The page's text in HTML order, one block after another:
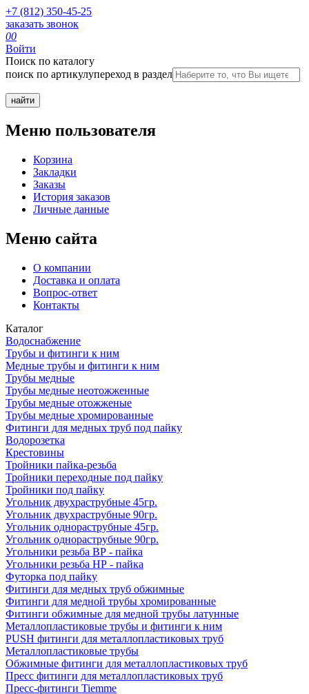
+7 (812) 350-45-25
заказать звонок
00
Войти
Поиск по каталогу
поиск по артикулупереход в раздел
Меню пользователя
Корзина
Закладки
Заказы
История заказов
Личные данные
Меню сайта
О компании
Доставка и оплата
Вопрос-ответ
Контакты
Каталог
Водоснабжение
Трубы и фитинги к ним
Медные трубы и фитинги к ним
Трубы медные
Трубы медные неотожженные
Трубы медные отожженые
Трубы медные хромированные
Фитинги для медных труб под пайку
Водорозетка
Крестовины
Тройники пайка-резьба
Тройники переходные под пайку
Тройники под пайку
Угольник двухраструбные 45гр.
Угольник двухраструбные 90гр.
Угольник однораструбные 45гр.
Угольник однораструбные 90гр.
Угольники резьба ВР - пайка
Угольники резьба НР - пайка
Футорка под пайку
Фитинги для медных труб обжимные
Фитинги для медной трубы хромированные
Фитинги обжимные для медной трубы латунные
Металлопластиковые трубы и фитинги к ним
PUSH фитинги для металлопластиковых труб
Металлопластиковые трубы
Обжимные фитинги для металлопластиковых труб
Пресс фитинги для металлопластиковых труб
Пресс-фитинги Tiemme